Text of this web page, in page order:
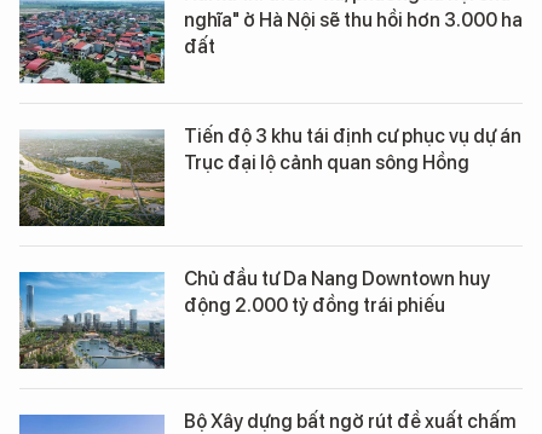
nghĩa" ở Hà Nội sẽ thu hồi hơn 3.000 ha
đất
Tiến độ 3 khu tái định cư phục vụ dự án
Trục đại lộ cảnh quan sông Hồng
Chủ đầu tư Da Nang Downtown huy
động 2.000 tỷ đồng trái phiếu
Bộ Xây dựng bất ngờ rút đề xuất chấm